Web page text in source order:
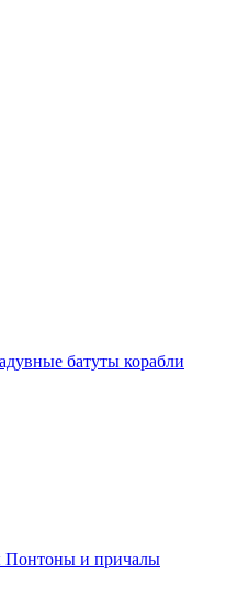
батуты корабли
Понтоны и причалы